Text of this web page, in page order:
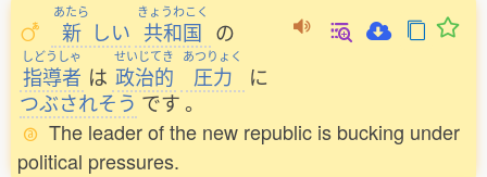
あたら
新 しい
きょうわこく
共和国 の
しどうしゃ
指導者 は
せいじてき
政治的
あつりょく
圧力
に
つぶされそう です。
The leader of the new republic is bucking under
political pressures.